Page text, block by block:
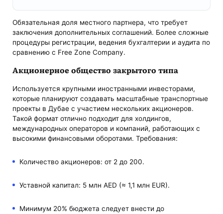
Обязательная доля местного партнера, что требует
заключения дополнительных соглашений. Более сложные
процедуры регистрации, ведения бухгалтерии и аудита по
сравнению с Free Zone Company.
Акционерное общество закрытого типа
Используется крупными иностранными инвесторами,
которые планируют создавать масштабные транспортные
проекты в Дубае с участием нескольких акционеров.
Такой формат отлично подходит для холдингов,
международных операторов и компаний, работающих с
высокими финансовыми оборотами. Требования:
Количество акционеров: от 2 до 200.
Уставной капитал: 5 млн AED (≈ 1,1 млн EUR).
Минимум 20% бюджета следует внести до